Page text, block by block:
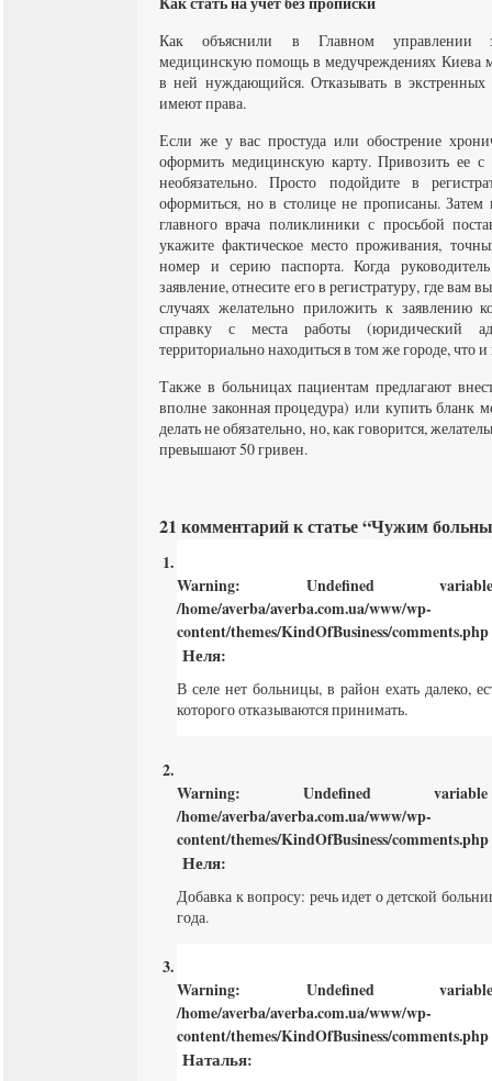
Как объяснили в Главном управлении
медицинскую помощь в медучреждениях Киева
в ней нуждающийся. Отказывать в экстренных
имеют права.
Если же у вас простуда или обострение
оформить медицинскую карту. Привозить ее с
необязательно. Просто подойдите в
оформиться, но в столице не прописаны.
главного врача поликлиники с просьбой
укажите фактическое место проживания,
номер и серию паспорта. Когда
заявление, отнесите его в регистратуру, где вам
случаях желательно приложить к заявлению
справку с места работы (юридический
территориально находиться в том же городе, что
Также в больницах пациентам предлагают
вполне законная процедура) или купить бланк
делать не обязательно, но, как говорится,
превышают 50 гривен.
21 комментарий к статье “Чужим
Warning: Undefined
/home/averba/averba.com.ua/www/wp-
content/themes/KindOfBusiness/comments.php
Неля:
В селе нет больницы, в район ехать далеко,
которого отказываются принимать.
Warning: Undefined
/home/averba/averba.com.ua/www/wp-
content/themes/KindOfBusiness/comments.php
Неля:
Добавка к вопросу: речь идет о детской
года.
Warning: Undefined
/home/averba/averba.com.ua/www/wp-
content/themes/KindOfBusiness/comments.php
Наталья: